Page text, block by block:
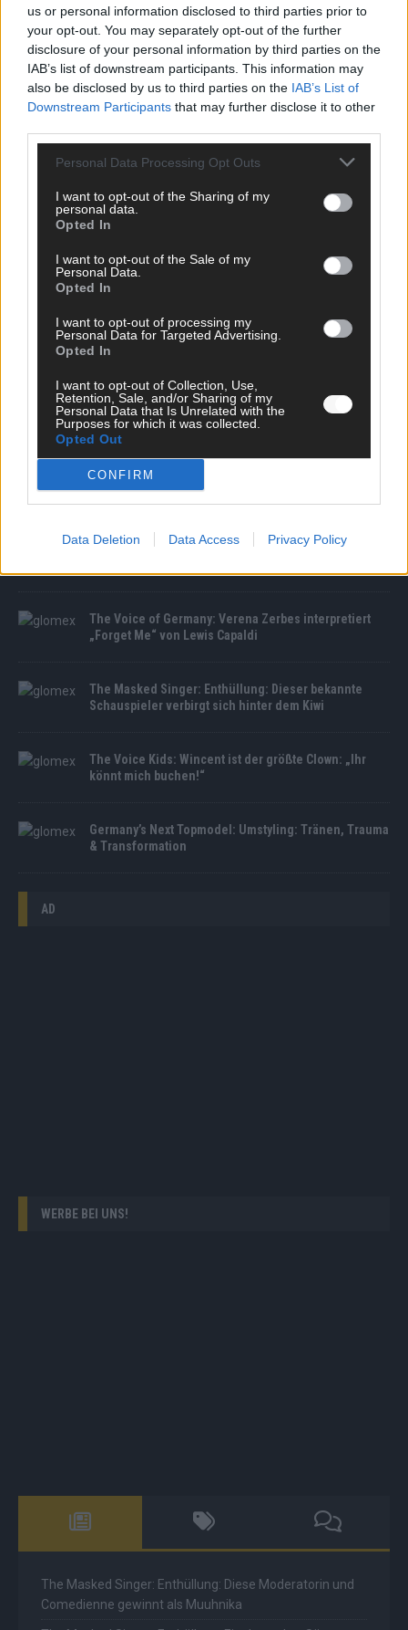
us or personal information disclosed to third parties prior to
your opt-out. You may separately opt-out of the further
disclosure of your personal information by third parties on the
IAB’s list of downstream participants. This information may
also be disclosed by us to third parties on the IAB’s List of
Downstream Participants that may further disclose it to other
Personal Data Processing Opt Outs
I want to opt-out of the Sharing of my
personal data.
Opted In
I want to opt-out of the Sale of my
Personal Data.
Opted In
I want to opt-out of processing my
Personal Data for Targeted Advertising.
Opted In
I want to opt-out of Collection, Use,
Retention, Sale, and/or Sharing of my
Personal Data that Is Unrelated with the
Purposes for which it was collected.
Opted Out
CONFIRM
Data Deletion Data Access Privacy Policy
AD
FOLGE UNS BEI FACEBOOK
MEDIATHEK
Germany’s Next Topmodel: Entscheidung nach der
The Voice of Germany: Verena Zerbes interpretiert
„Forget Me“ von Lewis Capaldi
The Masked Singer: Enthüllung: Dieser bekannte
Schauspieler verbirgt sich hinter dem Kiwi
The Voice Kids: Wincent ist der größte Clown: „Ihr
könnt mich buchen!“
Germany’s Next Topmodel: Umstyling: Tränen, Trauma
& Transformation
AD
WERBE BEI UNS!
The Masked Singer: Enthüllung: Diese Moderatorin und
Comedienne gewinnt als Muuhnika